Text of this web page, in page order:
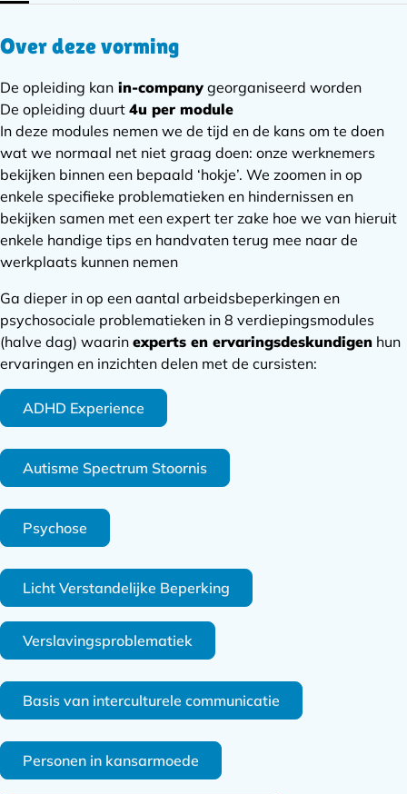
Over deze vorming
De opleiding kan in-company georganiseerd worden
De opleiding duurt 4u per module
In deze modules nemen we de tijd en de kans om te doen
wat we normaal net niet graag doen: onze werknemers
bekijken binnen een bepaald ‘hokje’. We zoomen in op
enkele specifieke problematieken en hindernissen en
bekijken samen met een expert ter zake hoe we van hieruit
enkele handige tips en handvaten terug mee naar de
werkplaats kunnen nemen
Ga dieper in op een aantal arbeidsbeperkingen en
psychosociale problematieken in 8 verdiepingsmodules
(halve dag) waarin experts en ervaringsdeskundigen hun
ervaringen en inzichten delen met de cursisten:
ADHD Experience
Autisme Spectrum Stoornis
Psychose
Licht Verstandelijke Beperking
Verslavingsproblematiek
Basis van interculturele communicatie
Personen in kansarmoede